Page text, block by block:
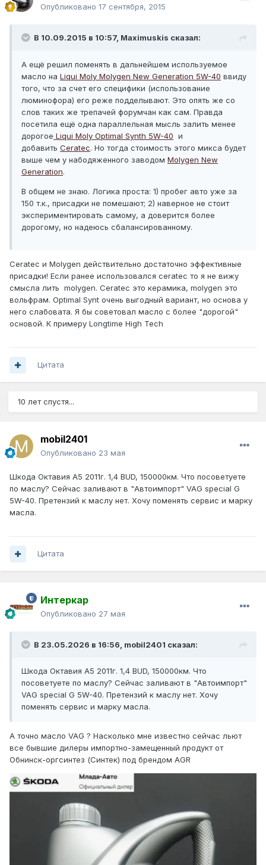
Опубликовано 17 сентября, 2015
В 10.09.2015 в 10:57, Maximuskis сказал:
А ещё решил поменять в дальнейшем используемое
масло на Liqui Moly Molygen New Generation 5W-40 ввиду
того, что за счет его специфики (использование
люминофора) его реже подделывают. Это опять же со
слов таких же трепачей форумчан как сам. Правда
посетила ещё одна параллельная мысль залить менее
дорогое Liqui Moly Optimal Synth 5W-40 и
добавить Ceratec. Но тогда стоимость этого микса будет
выше чем у набодяженного заводом Molygen New
Generation.
В общем не знаю. Логика проста: 1) пробег авто уже за
150 т.к., присадки не помешают; 2) наверное не стоит
экспериментировать самому, а доверится более
дорогому, но надеюсь сбалансированному.
Ceratec и Molygen действительно достаточно эффективные
присадки! Если ранее использовался ceratec то я не вижу
смысла лить molygen. Ceratec это керамика, molygen это
вольфрам. Optimal Synt очень выгодный вариант, но основа у
него слабовата. Я бы советовал масло с более "дорогой"
основой. К примеру Longtime High Tech
Цитата
10 лет спустя...
mobil2401
Опубликовано 23 мая
Шкода Октавия А5 2011г. 1,4 BUD, 150000км. Что посоветуете
по маслу? Сейчас заливают в "Автоимпорт" VAG special G
5W-40. Претензий к маслу нет. Хочу поменять сервис и марку
масла.
Цитата
Интеркар
Опубликовано 27 мая
В 23.05.2026 в 16:56, mobil2401 сказал:
Шкода Октавия А5 2011г. 1,4 BUD, 150000км. Что
посоветуете по маслу? Сейчас заливают в "Автоимпорт"
VAG special G 5W-40. Претензий к маслу нет. Хочу
поменять сервис и марку масла.
А точно масло VAG ? Насколько мне известно сейчас льют
все бывшие дилеры импортно-замещенный продукт от
Обнинск-оргсинтез (Синтек) под брендом AGR